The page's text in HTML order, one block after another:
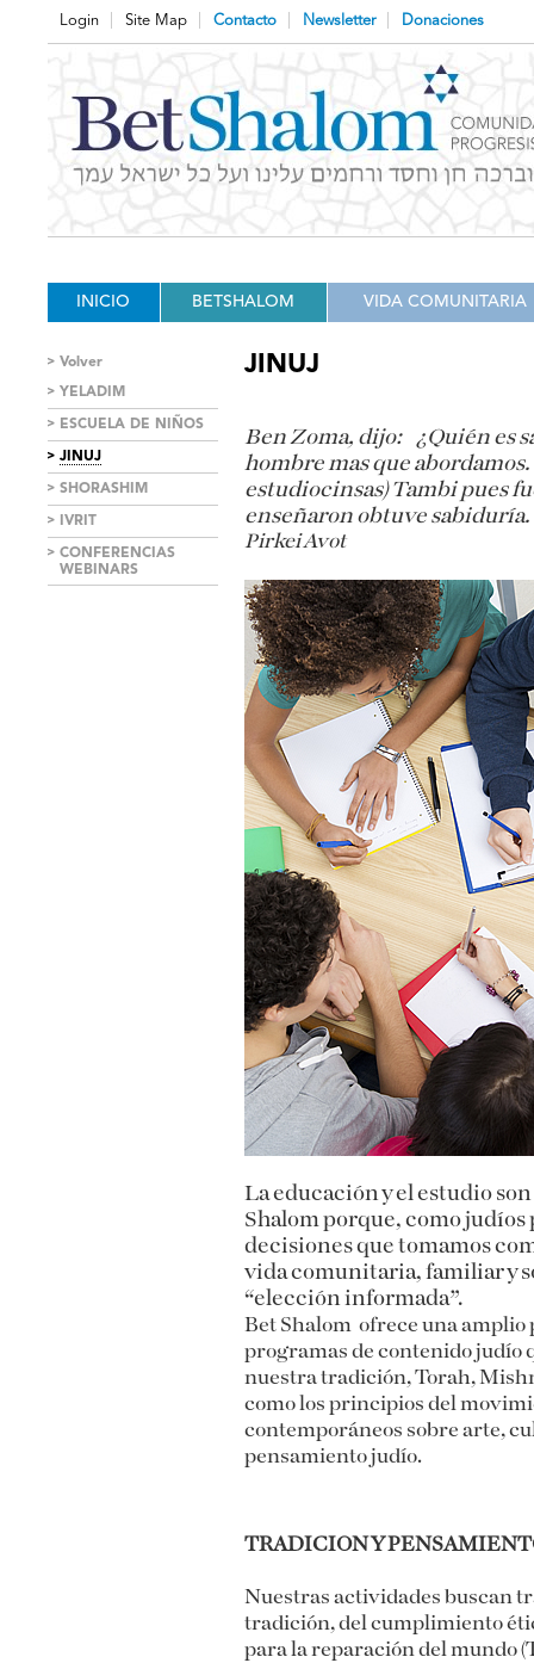
Login Site Map Contacto Newsletter Donaciones
INICIO BETSHALOM VIDA COMUNITARIA
Volver
YELADIM
ESCUELA DE NIÑOS
JINUJ
SHORASHIM
IVRIT
CONFERENCIAS
WEBINARS
JINUJ
BenZoma, dijo:
¿Quién es
hombremas que
estudiocinsas) Tambi pues
enseñaron obtuve sabiduría.
PirkeiAvot
La educación y el estudio
Shalom porque, como judíos
decisiones que tomamos
vida comunitaria, familiar y
“elección informada”.
Bet Shalom ofrece una amplio
programas de contenido judío
nuestra tradición, Torah,
como los principios del
contemporáneos sobre arte,
pensamiento judío.
TRADICION Y
Nuestras actividades buscan
tradición, del cumplimiento
para la reparación del mundo